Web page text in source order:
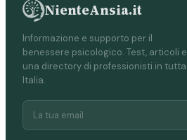
NienteAnsia.it
Informazione e supporto per il
benessere psicologico. Test, articoli e
una directory di professionisti in tutta
Italia.